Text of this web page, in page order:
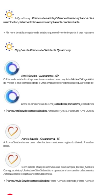
A Qualicorp Planos de saúde,Oferece diversos planos de
reembolso, telemedicina e uma ampla rede credenciada.
✓ Na hora de utilizar o plano de saúde, o que realmente importa é que haja
Opções de Planos de Saúde da Qualicorp:
Amil Saúde - Guararema - SP
O Plano de saúdeAmil apresenta uma estrutura completa: laboratórios,
de média e alta complexidade e uma ampla rede credenciada e qualificada de
Entre os diferenciais da Amil, amedicina preventiva,com
✓ Planos Amil saúde comercializados: Amil Black;AMIL Platinum;Amil Ouro
Atívia Saúde - Guararema - SP
AAtivia Saúdevisa ser uma referência em saúde na região do Vale do
bolso.
Com ampla atuação em São José dos Campos, Jacareí,
Caraguatatuba, Ubatuba e São Sebastião a operadora tem um
Ambulatorial e Hospitalar com Obstetrícia.
✓ Planos Atívia Saúde comercializados: Plano Atívia Moderado, Plano Ativia